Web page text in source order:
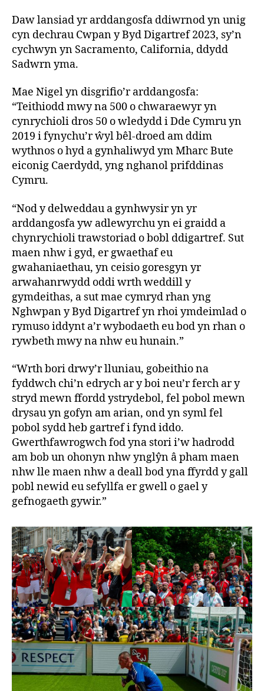
Daw lansiad yr arddangosfa ddiwrnod yn unig
cyn dechrau Cwpan y Byd Digartref 2023, sy’n
cychwyn yn Sacramento, California, ddydd
Sadwrn yma.
Mae Nigel yn disgrifio’r arddangosfa:
“Teithiodd mwy na 500 o chwaraewyr yn
cynrychioli dros 50 o wledydd i Dde Cymru yn
2019 i fynychu’r ŵyl bêl-droed am ddim
wythnos o hyd a gynhaliwyd ym Mharc Bute
eiconig Caerdydd, yng nghanol prifddinas
Cymru.
“Nod y delweddau a gynhwysir yn yr
arddangosfa yw adlewyrchu yn ei graidd a
chynrychioli trawstoriad o bobl ddigartref. Sut
maen nhw i gyd, er gwaethaf eu
gwahaniaethau, yn ceisio goresgyn yr
arwahanrwydd oddi wrth weddill y
gymdeithas, a sut mae cymryd rhan yng
Nghwpan y Byd Digartref yn rhoi ymdeimlad o
rymuso iddynt a’r wybodaeth eu bod yn rhan o
rywbeth mwy na nhw eu hunain.”
“Wrth bori drwy’r lluniau, gobeithio na
fyddwch chi’n edrych ar y boi neu’r ferch ar y
stryd mewn ffordd ystrydebol, fel pobol mewn
drysau yn gofyn am arian, ond yn syml fel
pobol sydd heb gartref i fynd iddo.
Gwerthfawrogwch fod yna stori i’w hadrodd
am bob un ohonyn nhw ynglŷn â pham maen
nhw lle maen nhw a deall bod yna ffyrdd y gall
pobl newid eu sefyllfa er gwell o gael y
gefnogaeth gywir.”